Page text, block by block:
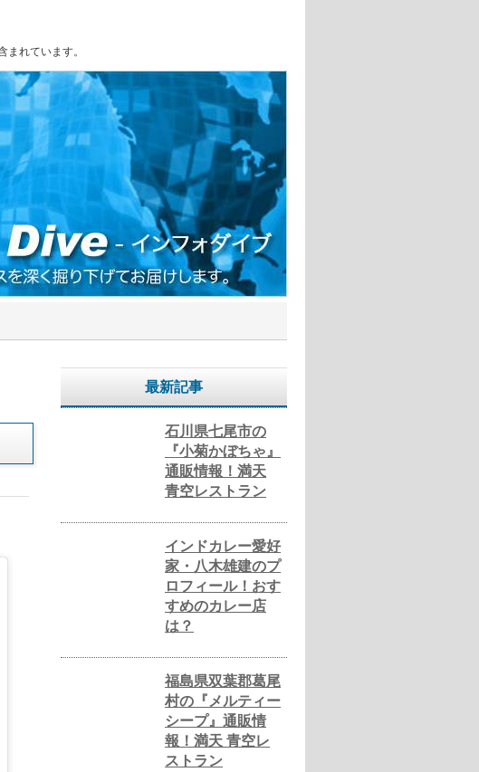
れています。
最新記事
石川県七尾市の
『小菊かぼちゃ』
通販情報！満天
青空レストラン
インドカレー愛好
家・八木雄建のプ
ロフィール！おす
すめのカレー店
は？
福島県双葉郡葛尾
村の『メルティー
シープ』通販情
報！満天 青空レ
ストラン